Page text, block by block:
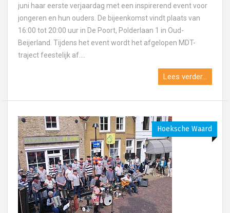
juni haar eerste verjaardag met een inspirerend event voor
jongeren en hun ouders. De bijeenkomst vindt plaats van
16:00 tot 20:00 uur in De Poort, Polderlaan 1 in Oud-
Beijerland. Tijdens het event wordt het afgelopen MDT-
traject feestelijk af....
Lees verder...
Hoeksche Waard